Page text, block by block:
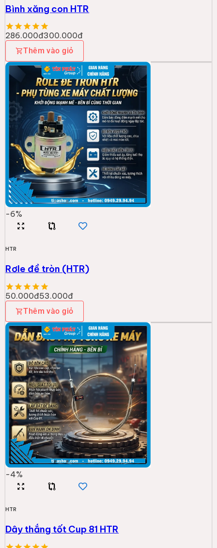
Bình xăng con HTR
286.000đ300.000đ
Thêm vào giỏ
-6%
HTR
Rơle đề tròn (HTR)
50.000đ53.000đ
Thêm vào giỏ
-4%
HTR
Dây thắng tốt Cup 81 HTR